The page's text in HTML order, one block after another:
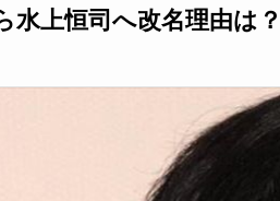
水上恒司へ改名理由は